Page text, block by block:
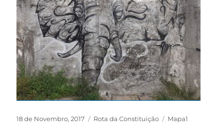
18 de Novembro, 2017 Rota da Constituição Mapa1